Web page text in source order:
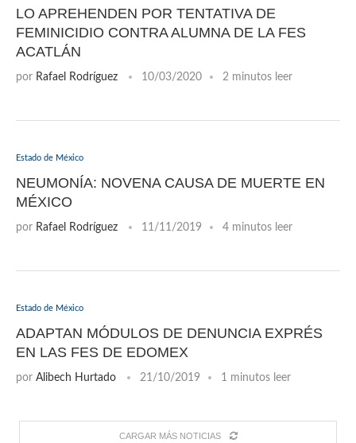
LO APREHENDEN POR TENTATIVA DE
FEMINICIDIO CONTRA ALUMNA DE LA FES
ACATLÁN
por Rafael Rodríguez 10/03/2020 2 minutos leer
Estado de México
NEUMONÍA: NOVENA CAUSA DE MUERTE EN
MÉXICO
por Rafael Rodríguez 11/11/2019 4 minutos leer
Estado de México
ADAPTAN MÓDULOS DE DENUNCIA EXPRÉS
EN LAS FES DE EDOMEX
por Alibech Hurtado 21/10/2019 1 minutos leer
CARGAR MÁS NOTICIAS